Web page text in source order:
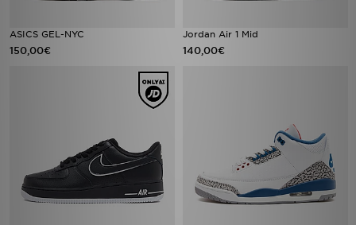
ASICS GEL-NYC
150,00€
Jordan Air 1 Mid
140,00€